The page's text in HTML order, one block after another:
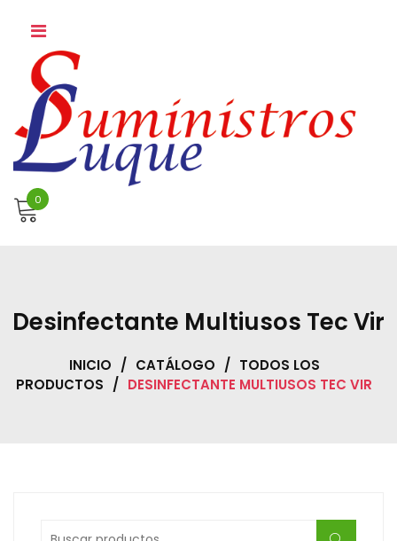
content
0
Desinfectante Multiusos Tec Vir
INICIO / CATÁLOGO / TODOS LOS
PRODUCTOS / DESINFECTANTE MULTIUSOS TEC VIR